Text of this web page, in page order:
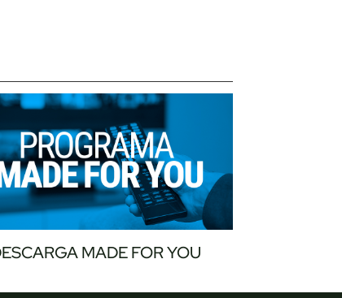
MADE FOR YOU